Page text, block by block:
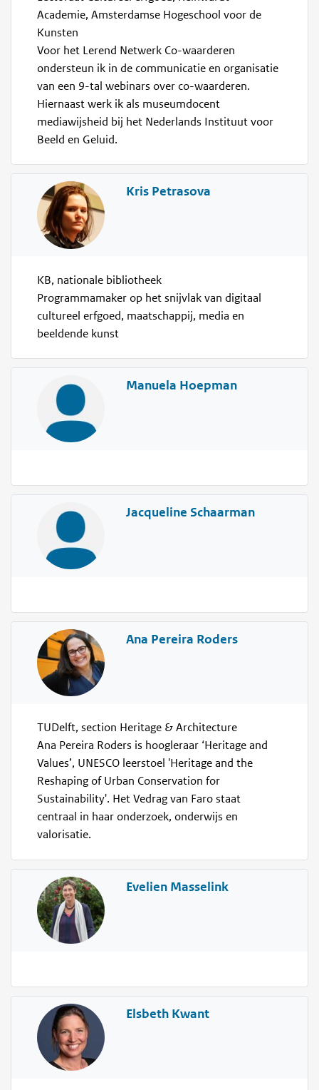
Academie, Amsterdamse Hogeschool voor de
Kunsten
Voor het Lerend Netwerk Co-waarderen
ondersteun ik in de communicatie en organisatie
van een 9-tal webinars over co-waarderen.
Hiernaast werk ik als museumdocent
mediawijsheid bij het Nederlands Instituut voor
Beeld en Geluid.
Kris Petrasova
KB, nationale bibliotheek
Programmamaker op het snijvlak van digitaal
cultureel erfgoed, maatschappij, media en
beeldende kunst
Manuela Hoepman
Jacqueline Schaarman
Ana Pereira Roders
TUDelft, section Heritage & Architecture
Ana Pereira Roders is hoogleraar ‘Heritage and
Values’, UNESCO leerstoel 'Heritage and the
Reshaping of Urban Conservation for
Sustainability'. Het Vedrag van Faro staat
centraal in haar onderzoek, onderwijs en
valorisatie.
Evelien Masselink
Elsbeth Kwant